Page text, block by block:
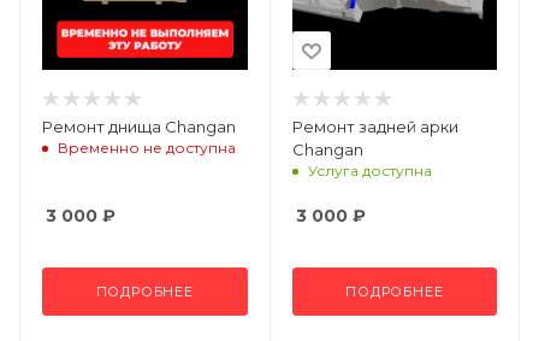
Ремонт днища Changan
Временно не доступна
3 000 ₽
ПОДРОБНЕЕ
Ремонт задней арки
Changan
Услуга доступна
3 000₽
ПОДРОБНЕЕ